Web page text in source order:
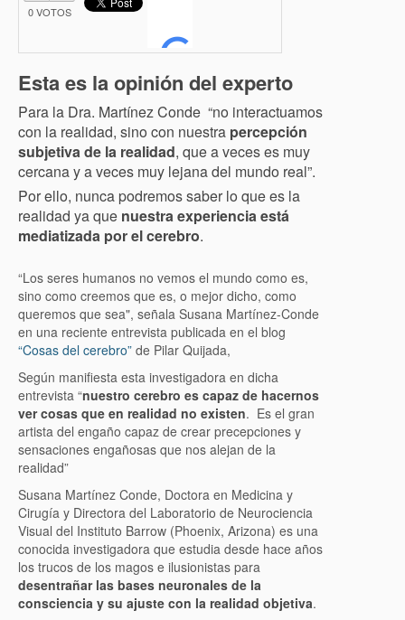
0VOTOS
Esta es la opinión del experto
Para la Dra. Martínez Conde “no interactuamos
con la realidad, sino con nuestra percepción
subjetiva de la realidad, que a veces es muy
cercana y a veces muy lejana del mundo real”.
Por ello, nunca podremos saber lo que es la
realidad ya que nuestra experiencia está
mediatizada por el cerebro.
“Los seres humanos no vemos el mundo como es,
sino como creemos que es, o mejor dicho, como
queremos que sea", señala Susana Martínez-Conde
en una reciente entrevista publicada en el blog
“Cosas del cerebro” de Pilar Quijada,
Según manifiesta esta investigadora en dicha
entrevista “nuestro cerebro es capaz de hacernos
ver cosas que en realidad no existen. Es el gran
artista del engaño capaz de crear precepciones y
sensaciones engañosas que nos alejan de la
realidad”
Susana Martínez Conde, Doctora en Medicina y
Cirugía y Directora del Laboratorio de Neurociencia
Visual del Instituto Barrow (Phoenix, Arizona) es una
conocida investigadora que estudia desde hace años
los trucos de los magos e ilusionistas para
desentrañar las bases neuronales de la
consciencia y su ajuste con la realidad objetiva.